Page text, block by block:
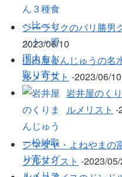
シーラックのバリ勝男
2023/06/10
山田屋まんじゅうの名
ルメリスト ‐2023/06/10
岩井屋のく
ルメリスト
シマダヤ・よねやまの
グルメリスト ‐2023/